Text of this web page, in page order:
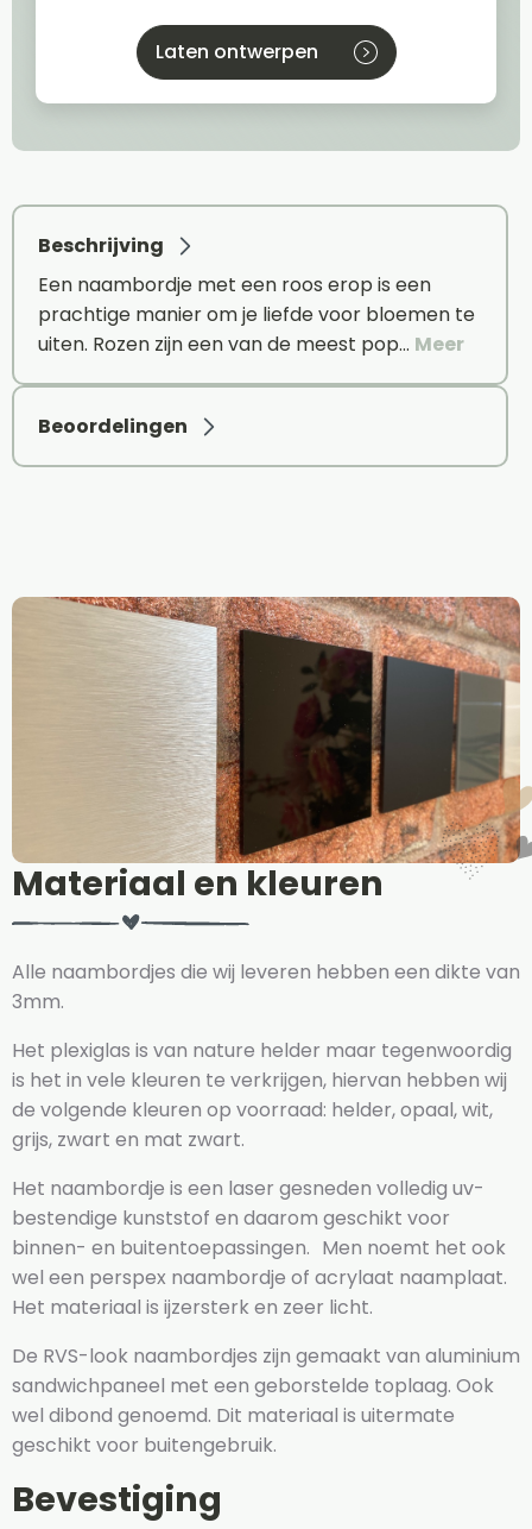
Laten ontwerpen
Beschrijving
Een naambordje met een roos erop is een
prachtige manier om je liefde voor bloemen te
uiten. Rozen zijn een van de meest pop… Meer
Beoordelingen
Materiaal en kleuren
Alle naambordjes die wij leveren hebben een dikte van
3mm.
Het plexiglas is van nature helder maar tegenwoordig
is het in vele kleuren te verkrijgen, hiervan hebben wij
de volgende kleuren op voorraad: helder, opaal, wit,
grijs, zwart en mat zwart.
Het naambordje is een laser gesneden volledig uv-
bestendige kunststof en daarom geschikt voor
binnen- en buitentoepassingen. Men noemt het ook
wel een perspex naambordje of acrylaat naamplaat.
Het materiaal is ijzersterk en zeer licht.
De RVS-look naambordjes zijn gemaakt van aluminium
sandwichpaneel met een geborstelde toplaag. Ook
wel dibond genoemd. Dit materiaal is uitermate
geschikt voor buitengebruik.
Bevestiging